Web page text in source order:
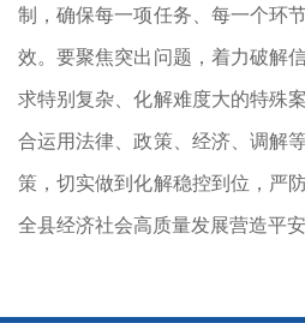
制，确保每一项任务、每一个环
效。要聚焦突出问题，着力破解
求特别复杂、化解难度大的特殊
合运用法律、政策、经济、调解
策，切实做到化解稳控到位，严
全县经济社会高质量发展营造平